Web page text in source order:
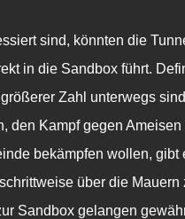
sind, könnten die
in die Sandbox führt.
Zahl unterwegs
den Kampf gegen
bekämpfen wollen, gibt
über die
Sandbox gelangen